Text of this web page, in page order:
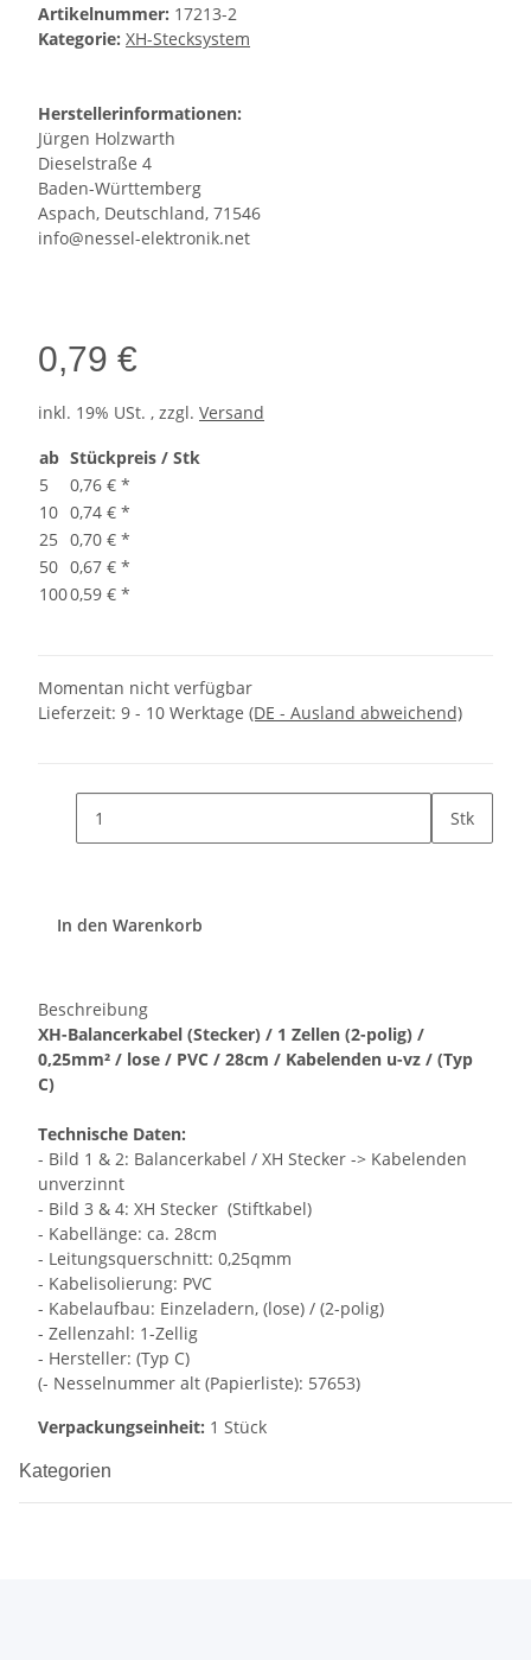
Artikelnummer: 17213-2
Kategorie: XH-Stecksystem
Herstellerinformationen:
Jürgen Holzwarth
Dieselstraße 4
Baden-Württemberg
Aspach, Deutschland, 71546
info@nessel-elektronik.net
0,79 €
inkl. 19% USt. , zzgl. Versand
ab Stückpreis / Stk
5
0,76 € *
10 0,74 € *
25 0,70 € *
50 0,67 € *
1000,59 € *
Momentan nicht verfügbar
Lieferzeit: 9 - 10 Werktage (DE - Ausland abweichend)
Stk
In den Warenkorb
Beschreibung
XH-Balancerkabel (Stecker) / 1 Zellen (2-polig) /
0,25mm² / lose / PVC / 28cm / Kabelenden u-vz / (Typ
C)
Technische Daten:
- Bild 1 & 2: Balancerkabel / XH Stecker -> Kabelenden
unverzinnt
- Bild 3 & 4: XH Stecker (Stiftkabel)
- Kabellänge: ca. 28cm
- Leitungsquerschnitt: 0,25qmm
- Kabelisolierung: PVC
- Kabelaufbau: Einzeladern, (lose) / (2-polig)
- Zellenzahl: 1-Zellig
- Hersteller: (Typ C)
(- Nesselnummer alt (Papierliste): 57653)
Verpackungseinheit: 1 Stück
Kategorien